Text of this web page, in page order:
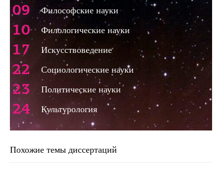
09 Философские науки
10 Филологические науки
17 Искусствоведение
22 Социологические науки
23 Политические науки
24 Культурология
Похожие темы диссертаций